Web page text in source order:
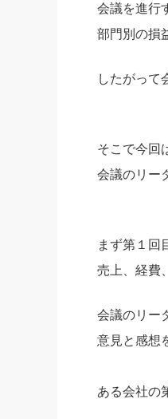
会議を進行
部門別の損
したがって
そこで今回
会議のリー
まず第１回
売上、経費
会議のリー
意見と感想
ある会社の